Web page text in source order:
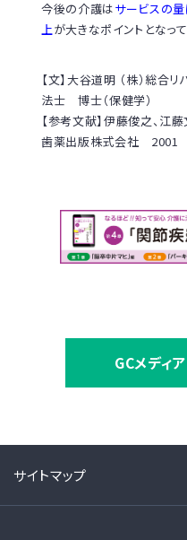
今後の介護はサービスの
上が大きなポイントとなって
【文】大谷道明 （株）総
法士 博士（保健学）
【参考文献】伊藤俊之、江
歯薬出版株式会社 2001
GCメディ
サイトマップ